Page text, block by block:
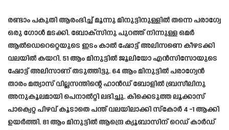
രണ്ടാം പകുതി ആരംഭിച്ച് മൂന്നു മിനുട്ടിനുള്ളിൽ തന്നെ പരാഗ്വേ
ഒരു ഗോൾ മടക്കി. ബോക്സിനു പുറത്ത് നിന്നുള്ള ഒമർ
ആൽഡെറെറ്റെയുടെ ഇടം കാൽ ഷോട്ട് അലിസണെ കീഴടക്കി
വലയിൽ കയറി. 51 ആം മിനുട്ടിൽ ജൂലിയോ എൻസിസോയുടെ
ഷോട്ട് അലിസാണ് തടുത്തിട്ടു. 64 ആം മിനുട്ടിൽ പരാഗ്വേൻ
താരം മത്യാസ് വില്ലസന്തിന്റെ ഹാൻഡ് ബോളിൽ ബ്രസീലിനു
അനുകൂലമായി പെനാൽറ്റി ലഭിച്ചു. കിക്കെടുത്ത ലൂക്കാസ്
പാക്വെറ്റ പിഴവ് കൂടാതെ പന്ത് വലയിലാക്കി സ്കോർ 4 -1 ആക്കി
ഉയർത്തി. 81 ആം മിനുട്ടിൽ ആന്ദ്രെ ക്യൂബാസിന് റെഡ് കാർഡ്